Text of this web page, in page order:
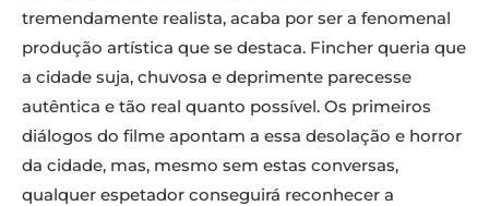
tremendamente realista, acaba por ser a fenomenal
produção artística que se destaca. Fincher queria que
a cidade suja, chuvosa e deprimente parecesse
autêntica e tão real quanto possível. Os primeiros
diálogos do filme apontam a essa desolação e horror
da cidade, mas, mesmo sem estas conversas,
qualquer espetador conseguirá reconhecer a